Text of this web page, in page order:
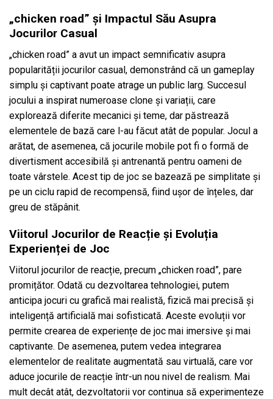
„chicken road” și Impactul Său Asupra
Jocurilor Casual
„chicken road” a avut un impact semnificativ asupra
popularității jocurilor casual, demonstrând că un gameplay
simplu și captivant poate atrage un public larg. Succesul
jocului a inspirat numeroase clone și variații, care
explorează diferite mecanici și teme, dar păstrează
elementele de bază care l-au făcut atât de popular. Jocul a
arătat, de asemenea, că jocurile mobile pot fi o formă de
divertisment accesibilă și antrenantă pentru oameni de
toate vârstele. Acest tip de joc se bazează pe simplitate și
pe un ciclu rapid de recompensă, fiind ușor de înțeles, dar
greu de stăpânit.
Viitorul Jocurilor de Reacție și Evoluția
Experienței de Joc
Viitorul jocurilor de reacție, precum „chicken road”, pare
promițător. Odată cu dezvoltarea tehnologiei, putem
anticipa jocuri cu grafică mai realistă, fizică mai precisă și
inteligență artificială mai sofisticată. Aceste evoluții vor
permite crearea de experiențe de joc mai imersive și mai
captivante. De asemenea, putem vedea integrarea
elementelor de realitate augmentată sau virtuală, care vor
aduce jocurile de reacție într-un nou nivel de realism. Mai
mult decât atât, dezvoltatorii vor continua să experimenteze